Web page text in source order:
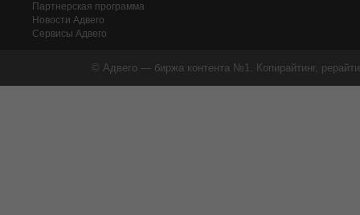
Партнерская программа
Новости Адвего
Сервисы Адвего
© Адвего — биржа контента №1. Копирайтинг,